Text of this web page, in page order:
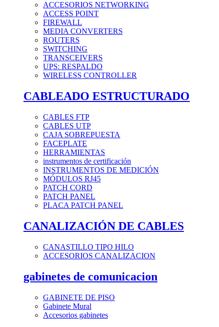
ACCESORIOS NETWORKING
ACCESS POINT
FIREWALL
MEDIA CONVERTERS
ROUTERS
SWITCHING
TRANSCEIVERS
UPS: RESPALDO
WIRELESS CONTROLLER
CABLEADO ESTRUCTURADO
CABLES FTP
CABLES UTP
CAJA SOBREPUESTA
FACEPLATE
HERRAMIENTAS
instrumentos de certificación
INSTRUMENTOS DE MEDICIÓN
MÓDULOS RJ45
PATCH CORD
PATCH PANEL
PLACA PATCH PANEL
CANALIZACIÓN DE CABLES
CANASTILLO TIPO HILO
ACCESORIOS CANALIZACION
gabinetes de comunicacion
GABINETE DE PISO
Gabinete Mural
Accesorios gabinetes